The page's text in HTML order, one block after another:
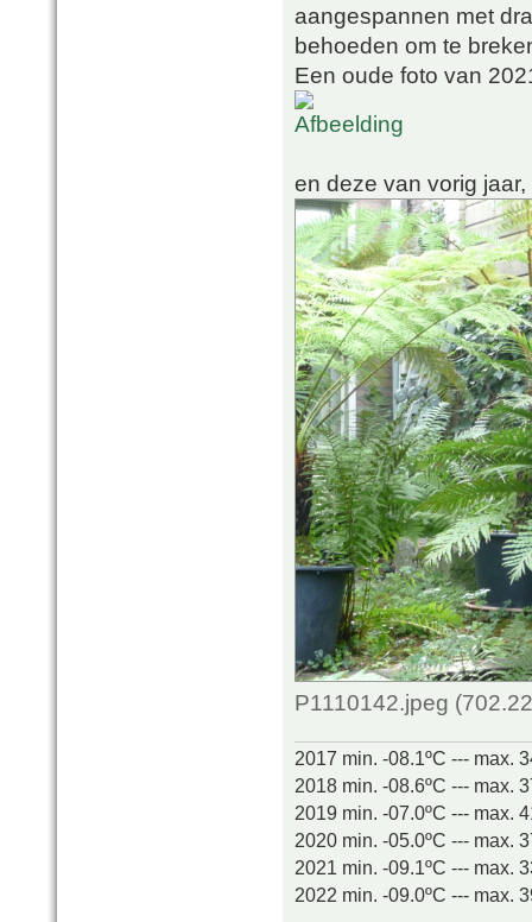
aangespannen met
behoeden om te
Een oude foto van
en deze van vorig jaar,
P1110142.jpeg
2017 min. -08.1ºC --- max.
2018 min. -08.6ºC --- max.
2019 min. -07.0ºC --- max.
2020 min. -05.0ºC --- max.
2021 min. -09.1ºC --- max.
2022 min. -09.0ºC --- max.